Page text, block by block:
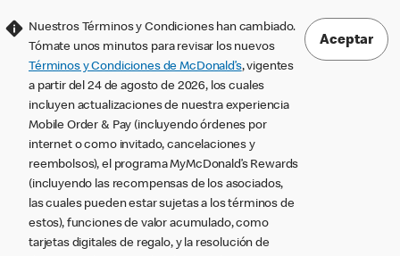
Nuestros Términos y Condiciones han cambiado.
Tómate unos minutos para revisar los nuevos
Términos y Condiciones de McDonald’s, vigentes
a partir del 24 de agosto de 2026, los cuales
incluyen actualizaciones de nuestra experiencia
Mobile Order & Pay (incluyendo órdenes por
internet o como invitado, cancelaciones y
reembolsos), el programa MyMcDonald’s Rewards
(incluyendo las recompensas de los asociados,
las cuales pueden estar sujetas a los términos de
estos), funciones de valor acumulado, como
tarjetas digitales de regalo, y la resolución de
Aceptar